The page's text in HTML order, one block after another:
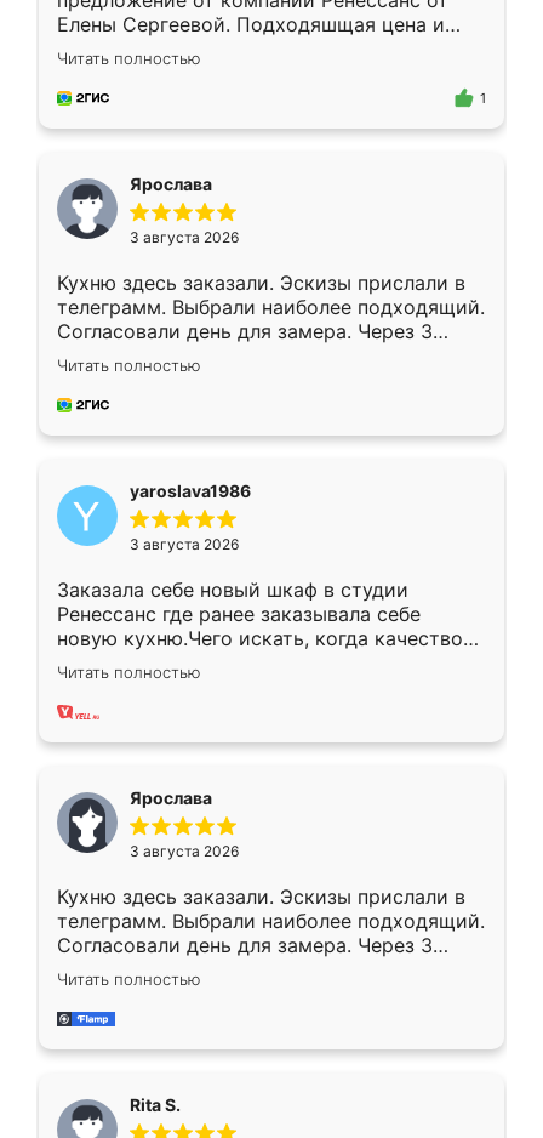
Елены Сергеевой. Подходяшщая цена и
короткие сроки изготовления. Приехавший
для замера сотрудник Владислав
предложил по моему эскизу самый
Читать полностью
1
Ярослава
3 августа 2026
Кухню здесь заказали. Эскизы прислали в
телеграмм. Выбрали наиболее подходящий.
Согласовали день для замера. Через 3
недели кухня была уже готова. Остались
довольны работой. Спасибо Ренессанс
мебель за качественную работу!
Читать полностью
yaroslava1986
3 августа 2026
Заказала себе новый шкаф в студии
Ренессанс где ранее заказывала себе
новую кухню.Чего искать, когда качеством
вполне довольна. Служит кухня уже почти
два года, нареканий нет.
Читать полностью
Ярослава
3 августа 2026
Кухню здесь заказали. Эскизы прислали в
телеграмм. Выбрали наиболее подходящий.
Согласовали день для замера. Через 3
недели кухня была уже готова. Остались
довольны работой. Спасибо Ренессанс
мебель за качественную работу!
Читать полностью
Rita S.